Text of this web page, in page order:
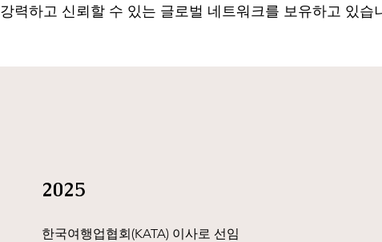
강력하고 신뢰할 수 있는 글로벌 네트워크를 보유하고 있습
2025
한국여행업협회(KATA) 이사로 선임